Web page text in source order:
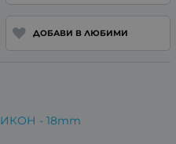
ДОБАВИ В ЛЮБИМИ
- 18mm